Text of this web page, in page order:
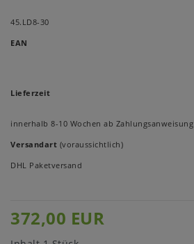
45.LD8-30
EAN
Lieferzeit
innerhalb 8-10 Wochen ab Zahlungsanweisung
Versandart (voraussichtlich)
DHL Paketversand
372,00 EUR